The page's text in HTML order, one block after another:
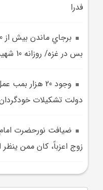
فدرا
بس در غزه/ روزانه 10 شهيديک نهاد بين‌المللي به تداوم
وجود 20 هزار
دولت تشکيلات خودگردان
ضيافت نورحضرت
زوج اعزباً، کان ممن ينظر